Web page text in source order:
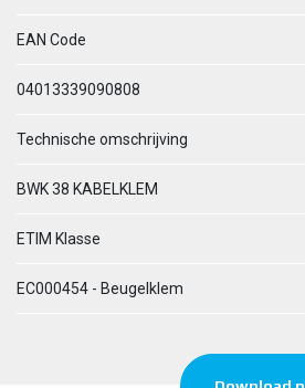
EAN Code
04013339090808
Technische omschrijving
BWK 38 KABELKLEM
ETIM Klasse
EC000454 - Beugelklem